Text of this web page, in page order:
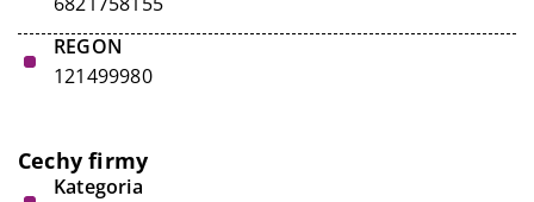
REGON
121499980
Cechy firmy
Kategoria